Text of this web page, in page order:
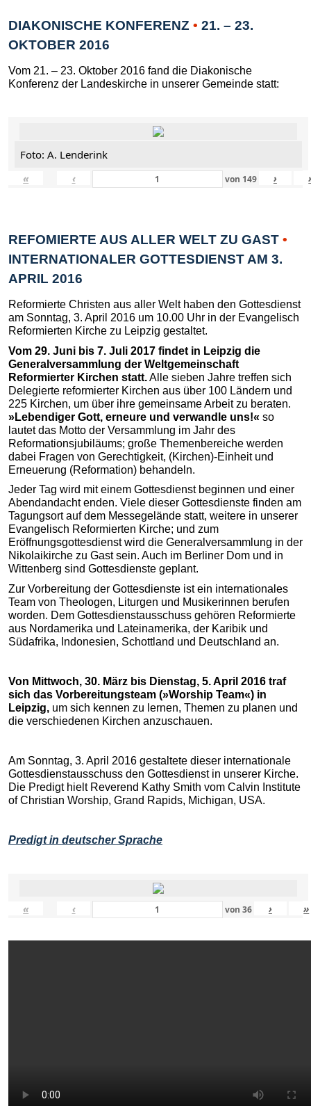
DIAKONISCHE KONFERENZ • 21. – 23.
OKTOBER 2016
Vom 21. – 23. Oktober 2016 fand die Diakonische
Konferenz der Landeskirche in unserer Gemeinde statt:
Foto: A. Lenderink
«
‹ von 149 ›
REFOMIERTE AUS ALLER WELT ZU GAST •
INTERNATIONALER GOTTESDIENST AM 3.
APRIL 2016
Reformierte Christen aus aller Welt haben den Gottesdienst
am Sonntag, 3. April 2016 um 10.00 Uhr in der Evangelisch
Reformierten Kirche zu Leipzig gestaltet.
Vom 29. Juni bis 7. Juli 2017 findet in Leipzig die
Generalversammlung der Weltgemeinschaft
Reformierter Kirchen statt.Alle sieben Jahre treffen sich
Delegierte reformierter Kirchen aus über 100 Ländern und
225 Kirchen, um über ihre gemeinsame Arbeit zu beraten.
»Lebendiger Gott, erneure und verwandle uns!« so
lautet das Motto der Versammlung im Jahr des
Reformationsjubiläums; große Themenbereiche werden
dabei Fragen von Gerechtigkeit, (Kirchen)-Einheit und
Erneuerung (Reformation) behandeln.
Jeder Tag wird mit einem Gottesdienst beginnen und einer
Abendandacht enden. Viele dieser Gottesdienste finden am
Tagungsort auf dem Messegelände statt, weitere in unserer
Evangelisch Reformierten Kirche; und zum
Eröffnungsgottesdienst wird die Generalversammlung in der
Nikolaikirche zu Gast sein. Auch im Berliner Dom und in
Wittenberg sind Gottesdienste geplant.
Zur Vorbereitung der Gottesdienste ist ein internationales
Team von Theologen, Liturgen und Musikerinnen berufen
worden. Dem Gottesdienstausschuss gehören Reformierte
aus Nordamerika und Lateinamerika, der Karibik und
Südafrika, Indonesien, Schottland und Deutschland an.
Von Mittwoch, 30. März bis Dienstag, 5. April 2016 traf
sich das Vorbereitungsteam (»Worship Team«) in
Leipzig, um sich kennen zu lernen, Themen zu planen und
die verschiedenen Kirchen anzuschauen.
Am Sonntag, 3. April 2016 gestaltete dieser internationale
Gottesdienstausschuss den Gottesdienst in unserer Kirche.
Die Predigt hielt Reverend Kathy Smith vom Calvin Institute
of Christian Worship, Grand Rapids, Michigan, USA.
Predigt in deutscher Sprache
« ‹ von 36 › »